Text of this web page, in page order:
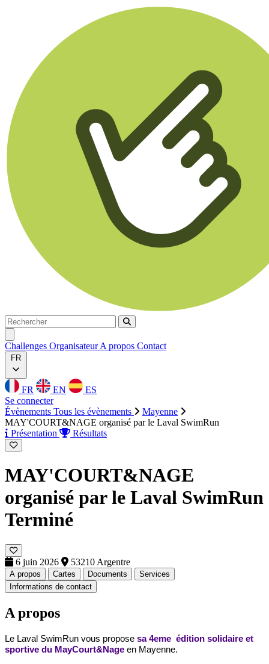
Rechercher
Rechercher
Challenges OrganisateurA propos Contact
FR
FR EN
ES
Se connecter
Évènements Tous les évènements
Mayenne
MAY'COURT&NAGE organisé par le Laval SwimRun
Présentation
Résultats
MAY'COURT&NAGE
organisé par le Laval SwimRun
Terminé
6 juin 2026 53210 Argentre
A propos Cartes Documents
Services
Informations de contact
A propos
Le Laval SwimRun vous propose sa 4eme édition solidaire et
sportive du MayCourt&Nage en Mayenne.